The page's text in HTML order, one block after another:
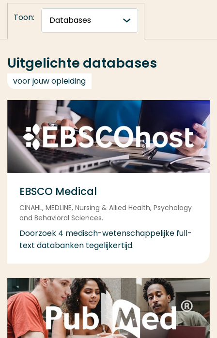
Toon:
Uitgelichte databases
voor jouw opleiding
EBSCO Medical
CINAHL, MEDLINE, Nursing & Allied Health, Psychology
and Behavioral Sciences.
Doorzoek 4 medisch-wetenschappelijke full-
text databanken tegelijkertijd.